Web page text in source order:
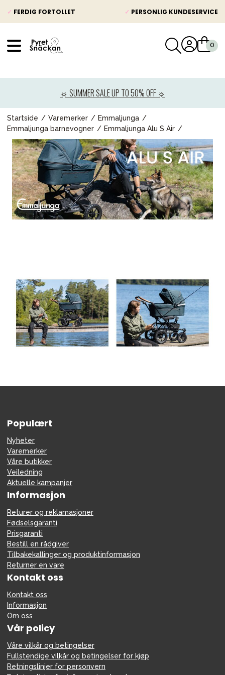
✓ FERDIG FORTOLLET ✓ PERSONLIG KUNDESERVICE
☼ SUMMER SALE UP TO 50% OFF ☼
Startside Varemerker
Emmaljunga
Emmaljunga barnevogner
Emmaljunga Alu S Air
Populært
Nyheter
Varemerker
Våre butikker
Veiledning
Aktuelle kampanjer
Informasjon
Returer og reklamasjoner
Fødselsgaranti
Prisgaranti
Bestill en rådgiver
Tilbakekallinger og produktinformasjon
Returner en vare
Kontakt oss
Kontakt oss
Informasjon
Om oss
Vår policy
Våre vilkår og betingelser
Fullstendige vilkår og betingelser for kjøp
Retningslinjer for personvern
Barnevogner
Bilstol
Babypakke
Barn og baby
Leker og spill
Mamma & Pappa
Møbler & seng
Tips om gaver
Våre favoritter
Varemerker